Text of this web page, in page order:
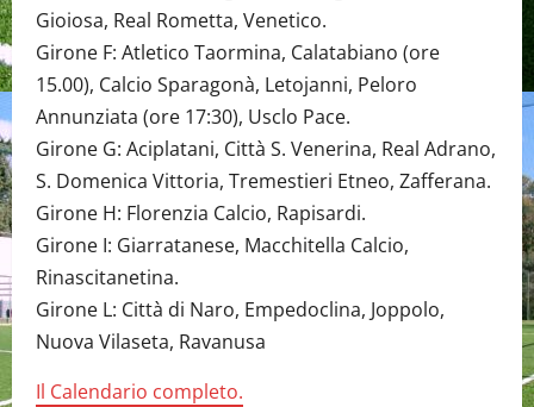
Gioiosa, Real Rometta, Venetico.
Girone F: Atletico Taormina, Calatabiano (ore
15.00), Calcio Sparagonà, Letojanni, Peloro
Annunziata (ore 17:30), Usclo Pace.
Girone G: Aciplatani, Città S. Venerina, Real Adrano,
S. Domenica Vittoria, Tremestieri Etneo, Zafferana.
Girone H: Florenzia Calcio, Rapisardi.
Girone I: Giarratanese, Macchitella Calcio,
Rinascitanetina.
Girone L: Città di Naro, Empedoclina, Joppolo,
Nuova Vilaseta, Ravanusa
Il Calendario completo.